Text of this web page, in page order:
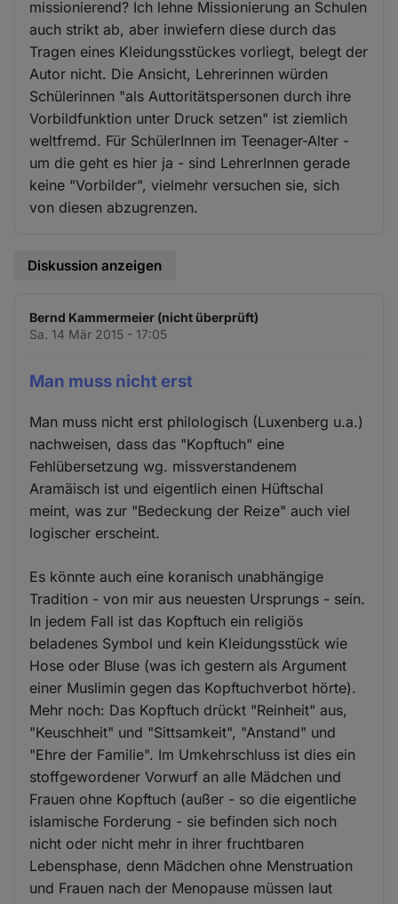
missionierend? Ich lehne Missionierung an Schulen
auch strikt ab, aber inwiefern diese durch das
Tragen eines Kleidungsstückes vorliegt, belegt der
Autor nicht. Die Ansicht, Lehrerinnen würden
Schülerinnen "als Auttoritätspersonen durch ihre
Vorbildfunktion unter Druck setzen" ist ziemlich
weltfremd. Für SchülerInnen im Teenager-Alter -
um die geht es hier ja - sind LehrerInnen gerade
keine "Vorbilder", vielmehr versuchen sie, sich
von diesen abzugrenzen.
Diskussion anzeigen
Bernd Kammermeier (nicht überprüft)
Sa. 14 Mär 2015 - 17:05
Man muss nicht erst
Man muss nicht erst philologisch (Luxenberg u.a.)
nachweisen, dass das "Kopftuch" eine
Fehlübersetzung wg. missverstandenem
Aramäisch ist und eigentlich einen Hüftschal
meint, was zur "Bedeckung der Reize" auch viel
logischer erscheint.
Es könnte auch eine koranisch unabhängige
Tradition - von mir aus neuesten Ursprungs - sein.
In jedem Fall ist das Kopftuch ein religiös
beladenes Symbol und kein Kleidungsstück wie
Hose oder Bluse (was ich gestern als Argument
einer Muslimin gegen das Kopftuchverbot hörte).
Mehr noch: Das Kopftuch drückt "Reinheit" aus,
"Keuschheit" und "Sittsamkeit", "Anstand" und
"Ehre der Familie". Im Umkehrschluss ist dies ein
stoffgewordener Vorwurf an alle Mädchen und
Frauen ohne Kopftuch (außer - so die eigentliche
islamische Forderung - sie befinden sich noch
nicht oder nicht mehr in ihrer fruchtbaren
Lebensphase, denn Mädchen ohne Menstruation
und Frauen nach der Menopause müssen laut